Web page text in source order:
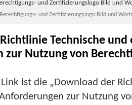
Berechtigungs- und Zertifizierungslogo Bild und
Technische
zur Nutzung von
ist die „Download der
zur Nutzung